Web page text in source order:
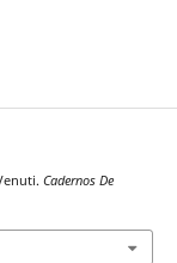
Cadernos De